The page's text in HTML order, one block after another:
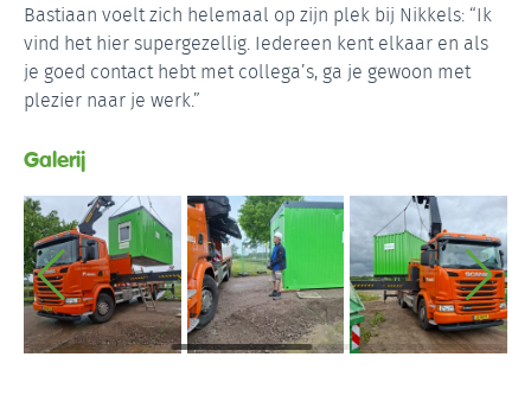
Bastiaan voelt zich helemaal op zijn plek bij Nikkels: “Ik
vind het hier supergezellig. Iedereen kent elkaar en als
je goed contact hebt met collega’s, ga je gewoon met
plezier naar je werk.”
Galerij